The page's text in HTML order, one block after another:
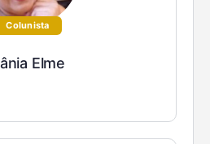
Colunista
Elme